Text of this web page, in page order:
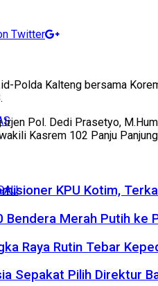
Twitter
Polda Kalteng bersama
Pol. Dedi Prasetyo,
Kasrem 102 Panju
KPU Kotim,
Bendera Merah Putih ke
Raya Rutin Tebar
Sepakat Pilih Direktur